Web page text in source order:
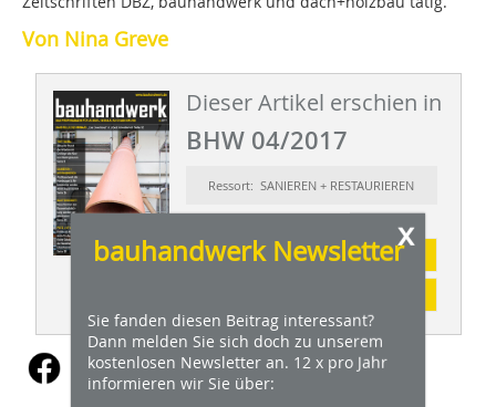
Von Nina Greve
Dieser Artikel erschien in
BHW 04/2017
Ressort: SANIEREN + RESTAURIEREN
Abonnement
x
bauhandwerk Newsletter
Sie fanden diesen Beitrag interessant?
Dann melden Sie sich doch zu unserem
kostenlosen Newsletter an. 12 x pro Jahr
informieren wir Sie über: